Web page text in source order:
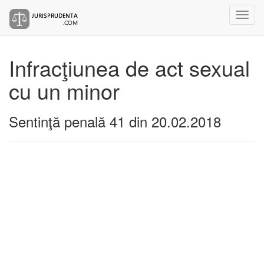
Infracţiunea de act sexual
cu un minor
Sentinţă penală 41 din 20.02.2018